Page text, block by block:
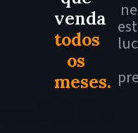
venda
todos
os
meses.